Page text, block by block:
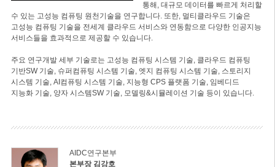
통해, 대규모 데이터를 빠르게 처리할
수 있는 고성능 컴퓨팅 원천기술을 연구합니다. 또한, 멀티클라우드 기술은
고성능 컴퓨팅 기술을 전세계 클라우드 서비스와 연동함으로 다양한 인공지능
서비스들을 효과적으로 제공할 수 있습니다.
주요 연구개발 세부 기술로는 고성능 컴퓨팅 시스템 기술, 클라우드 컴퓨팅
기반SW 기술, 슈퍼컴퓨팅 시스템 기술, 엣지 컴퓨팅 시스템 기술, 스토리지
시스템 기술, AI컴퓨팅 시스템 기술, 지능형 CPS 플랫폼 기술, 임베디드
지능화 기술, 양자 시스템SW 기술, 모델링&시뮬레이션 기술 등이 있습니다.
AIDC연구본부
본부장 김강호